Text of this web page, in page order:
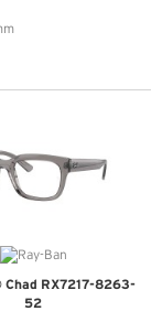
Chad RX7217-8263-
52